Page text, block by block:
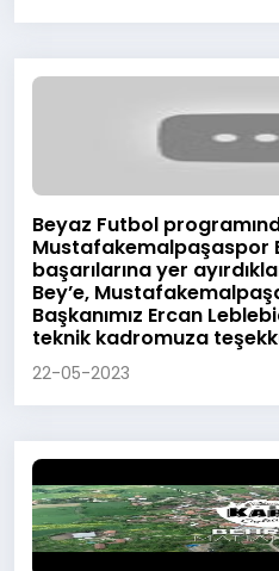
Beyaz Futbol
Mustafakemalpaşaspor
başarılarına yer
Bey’e,
Başkanımız Ercan
teknik kadromuza
22-05-2023